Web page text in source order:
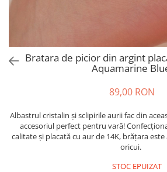
Bratara de picior din argint
Aquamarine
89,00 RON
Albastrul cristalin și sclipirile aurii fac din
accesoriul perfect pentru vară!
calitate și placată cu aur de 14K, brățara
oricui.
STOC EPUIZAT